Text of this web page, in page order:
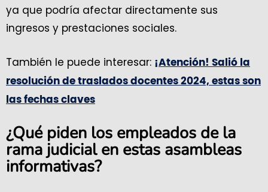
ya que podría afectar directamente sus
ingresos y prestaciones sociales.
También le puede interesar: ¡Atención! Salió la
resolución de traslados docentes 2024, estas son
las fechas claves
¿Qué piden los empleados de la
rama judicial en estas asambleas
informativas?